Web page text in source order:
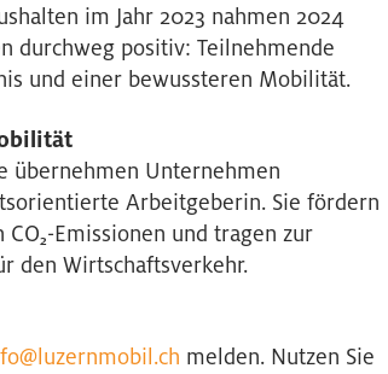
im Jahr 2023 nahmen 2024
durchweg positiv: Teilnehmende
und einer bewussteren Mobilität.
übernehmen Unternehmen
Arbeitgeberin. Sie fördern
Emissionen und tragen zur
den Wirtschaftsverkehr.
melden. Nutzen Sie